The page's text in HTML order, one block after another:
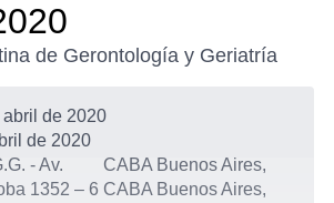
de Gerontología y Geriatría
abril de 2020
de 2020
- Av.
1352 – 6
CABA Buenos Aires,
CABA Buenos Aires,